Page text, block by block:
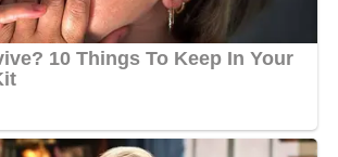
Dangher affirme avoir constaté la
préservatifs usagés aux abords
et dans plusieurs coins du quartier.
juge inacceptable, notamment en
avec les enfants scolarisés dans